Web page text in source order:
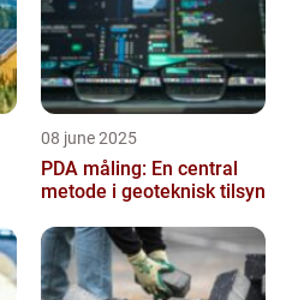
08 june 2025
PDA måling: En central
metode i geoteknisk tilsyn